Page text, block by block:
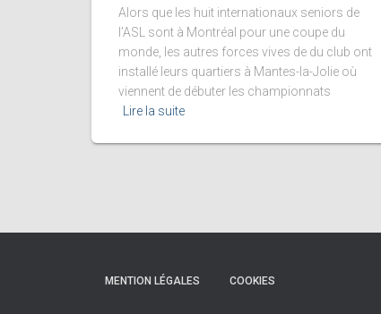
Alors que les huit internationaux seniors de
l’ASL sont à Montréal pour une coupe du
monde, les autres forces vives de du club ont
installé leurs quartiers à Mantes-la-Jolie où
viennent de débuter les championnats
Lire la suite
MENTION LÉGALES COOKIES